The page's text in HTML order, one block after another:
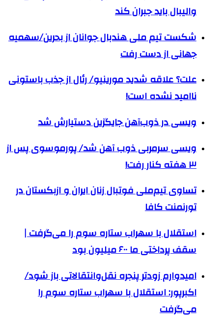
والیبال باید جبران کند
شکست تیم ملی هندبال جوانان از بحرین/سهمیه
جهانی از دست رفت
علت؟ علاقه شدید مورینیو/ رئال از جذب باستونی
ناامید نشده است!
ویسی در ذوب‌آهن جایگزین دستیارش شد
ویسی سرمربی ذوب آهن شد/ پورموسوی پس از
۳ هفته کنار رفت!
تساوی تیم‌ملی فوتبال زنان ایران و ازبکستان در
تورنمنت کافا
استقلال با سهراب ستاره سوم را می‌گرفت |
سقف پرداختی ما ۶۰۰ میلیون بود
امیدوارم زودتر پنجره نقل‌وانتقالاتی باز شود/
اکبرپور: استقلال با سهراب ستاره سوم را
می‌گرفت